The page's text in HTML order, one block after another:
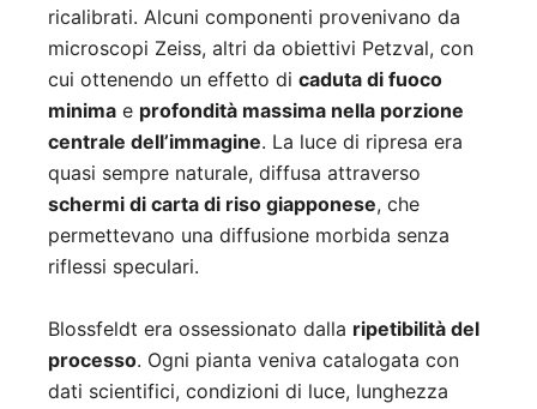
ricalibrati. Alcuni componenti provenivano da
microscopi Zeiss, altri da obiettivi Petzval, con
cui ottenendo un effetto di caduta di fuoco
minima e profondità massima nella porzione
centrale dell’immagine. La luce di ripresa era
quasi sempre naturale, diffusa attraverso
schermi di carta di riso giapponese, che
permettevano una diffusione morbida senza
riflessi speculari.
Blossfeldt era ossessionato dalla ripetibilità del
processo. Ogni pianta veniva catalogata con
dati scientifici, condizioni di luce, lunghezza